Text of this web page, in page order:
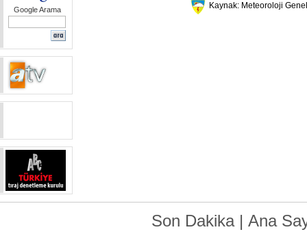
Google Arama Kaynak: Meteoroloji
Son Dakika| Ana